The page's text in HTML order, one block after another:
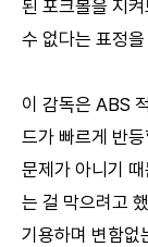
된 포크볼을 지
수 없다는 표정
이 감독은 ABS
드가 빠르게 반
문제가 아니기
는 걸 막으려고
기용하며 변함없